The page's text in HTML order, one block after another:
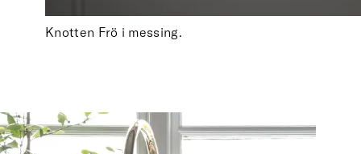
Knotten Frö i messing.